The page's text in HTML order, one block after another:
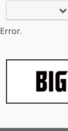
Error.